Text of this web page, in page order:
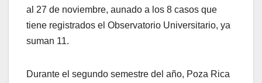
al 27 de noviembre, aunado a los 8 casos que
tiene registrados el Observatorio Universitario, ya
suman 11.
Durante el segundo semestre del año, Poza Rica